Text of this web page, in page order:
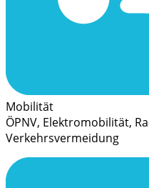
Mobilität
ÖPNV, Elektromobilität,
Verkehrsvermeidung